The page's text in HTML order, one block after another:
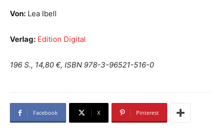
Von: Lea Ibell
Verlag: Edition Digital
196 S., 14,80 €, ISBN 978-3-96521-516-0
Facebook X Pinterest